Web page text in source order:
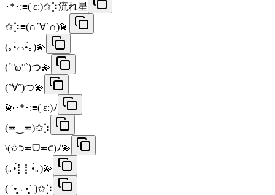
･*･:≡( ε:)✩⡱流れ星
✩⡱≡(∩´∀`∩)💫
(｡•́⌓•̀｡)💫
(´°ω°`)つ💫
(°∀°)つ💫
💫･*･:≡( ε:)ﾉ
(≖‿≖)✩⡱
\(✩⊃≖ᗜ≖⊂)ﾉ💫
(｡•́⡇⡇•̀｡)💫
( ´•̥̥̥̥ ˒ •̥̥̥̥` )✩⡱